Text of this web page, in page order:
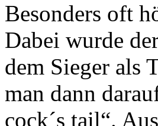
Besonders oft
Dabei wurde
dem Sieger als
man dann
cock´s tail“.